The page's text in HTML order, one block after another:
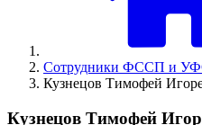
Сотрудники ФССП и
Кузнецов Тимофей
Кузнецов Тимофей